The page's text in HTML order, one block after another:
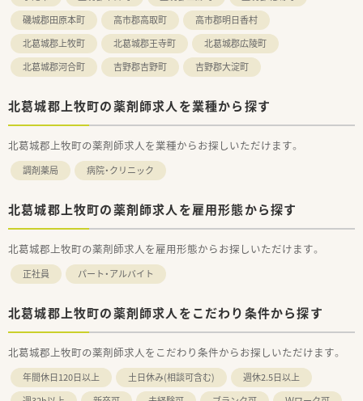
磯城郡田原本町
高市郡高取町
高市郡明日香村
北葛城郡上牧町
北葛城郡王寺町
北葛城郡広陵町
北葛城郡河合町
吉野郡吉野町 吉野郡大淀町
北葛城郡上牧町の薬剤師求人を業種から探す
北葛城郡上牧町の薬剤師求人を業種からお探しいただけます。
調剤薬局 病院・クリニック
北葛城郡上牧町の薬剤師求人を雇用形態から探す
北葛城郡上牧町の薬剤師求人を雇用形態からお探しいただけます。
正社員 パート・アルバイト
北葛城郡上牧町の薬剤師求人をこだわり条件から探す
北葛城郡上牧町の薬剤師求人をこだわり条件からお探しいただけます。
年間休日120日以上 土日休み(相談可含む)
週休2.5日以上